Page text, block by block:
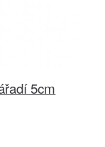
5cm